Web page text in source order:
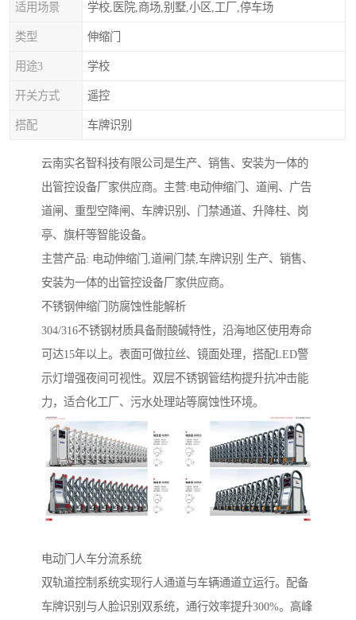
适用场景 学校,医院,商场,别墅,小区,工厂,停车场
类型 伸缩门
用途3 学校
开关方式 遥控
搭配 车牌识别
云南实名智科技有限公司是生产、销售、安装为一体的
出管控设备厂家供应商。主营:电动伸缩门、道闸、广告
道闸、重型空降闸、车牌识别、门禁通道、升降柱、岗
亭、旗杆等智能设备。
主营产品: 电动伸缩门,道闸门禁,车牌识别 生产、销售、
安装为一体的出管控设备厂家供应商。
不锈钢伸缩门防腐蚀性能解析‌
304/316不锈钢材质具备耐酸碱特性，沿海地区使用寿命
可达15年以上。表面可做拉丝、镜面处理，搭配LED警
示灯增强夜间可视性。双层不锈钢管结构提升抗冲击能
力，适合化工厂、污水处理站等腐蚀性环境。
电动门人车分流系统‌
双轨道控制系统实现行人通道与车辆通道立运行。配备
车牌识别与人脸识别双系统，通行效率提升300%。高峰